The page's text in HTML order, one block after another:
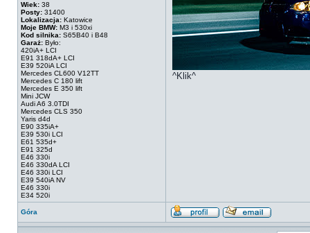
Wiek: 38
Posty: 31400
Lokalizacja: Katowice
Moje BMW: M3 i 530xi
Kod silnika: S65B40 i B48
Garaż: Było:
420iA+ LCI
E91 318dA+ LCI
E39 520iA LCI
Mercedes CL600 V12TT
Mercedes C 180 lift
Mercedes E 350 lift
Mini JCW
Audi A6 3.0TDI
Mercedes CLS 350
Yaris d4d
E90 335iA+
E39 530i LCI
E61 535d+
E91 325d
E46 330i
E46 330dA LCI
E46 330i LCI
E39 540iA NV
E46 330i
E34 520i
^Klik^
Góra